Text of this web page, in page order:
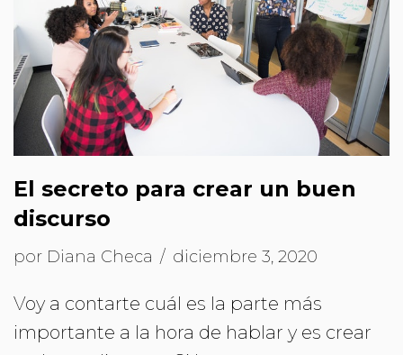
El secreto para crear un buen
discurso
por Diana Checa diciembre 3, 2020
Voy a contarte cuál es la parte más
importante a la hora de hablar y es crear